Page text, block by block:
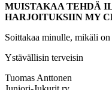
MUISTAKAA TEHDÄ
HARJOITUKSIIN MY
Soittakaa minulle, mikäli
Ystävällisin terveisin
Tuomas Anttonen